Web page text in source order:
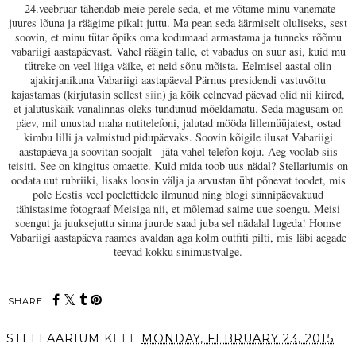
24.veebruar tähendab meie perele seda, et me võtame minu vanemate
juures lõuna ja räägime pikalt juttu. Ma pean seda äärmiselt oluliseks, sest
soovin, et minu tütar õpiks oma kodumaad armastama ja tunneks rõõmu
vabariigi aastapäevast. Vahel räägin talle, et vabadus on suur asi, kuid mu
tütreke on veel liiga väike, et neid sõnu mõista. Eelmisel aastal olin
ajakirjanikuna Vabariigi aastapäeval Pärnus presidendi vastuvõttu
kajastamas (kirjutasin sellest siin) ja kõik eelnevad päevad olid nii kiired,
et jalutuskäik vanalinnas oleks tundunud mõeldamatu. Seda magusam on
päev, mil unustad maha nutitelefoni, jalutad mööda lillemüüjatest, ostad
kimbu lilli ja valmistud pidupäevaks. Soovin kõigile ilusat Vabariigi
aastapäeva ja soovitan soojalt - jäta vahel telefon koju. Aeg voolab siis
teisiti. See on kingitus omaette. Kuid mida toob uus nädal? Stellariumis on
oodata uut rubriiki, lisaks loosin välja ja arvustan üht põnevat toodet, mis
pole Eestis veel poelettidele ilmunud ning blogi sünnipäevakuud
tähistasime fotograaf Meisiga nii, et mõlemad saime uue soengu. Meisi
soengut ja juuksejuttu sinna juurde saad juba sel nädalal lugeda! Homse
Vabariigi aastapäeva raames avaldan aga kolm outfiti pilti, mis läbi aegade
teevad kokku sinimustvalge.
SHARE:
STELLAARIUM KELL MONDAY, FEBRUARY 23, 2015